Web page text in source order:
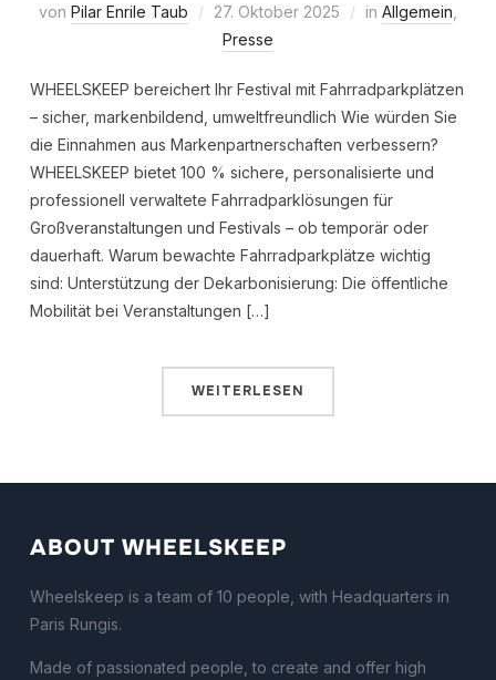
von Pilar Enrile Taub 27. Oktober 2025 in Allgemein
Presse
WHEELSKEEP bereichert Ihr Festival mit Fahrradparkplätzen
– sicher, markenbildend, umweltfreundlich Wie würden Sie
die Einnahmen aus Markenpartnerschaften verbessern?
WHEELSKEEP bietet 100 % sichere, personalisierte und
professionell verwaltete Fahrradparklösungen für
Großveranstaltungen und Festivals – ob temporär oder
dauerhaft. Warum bewachte Fahrradparkplätze wichtig
sind: Unterstützung der Dekarbonisierung: Die öffentliche
Mobilität bei Veranstaltungen […]
WEITERLESEN
ABOUT WHEELSKEEP
Wheelskeep is a team of 10 people, with Headquarters in
Paris Rungis.
Made of passionated people, to create and offer high